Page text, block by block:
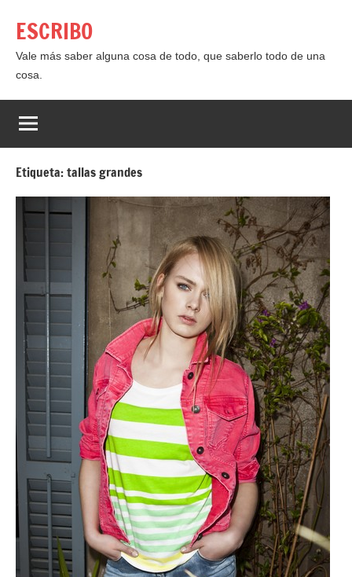
contenido
ESCRIBO
Vale más saber alguna cosa de todo, que saberlo todo de una
cosa.
Etiqueta:tallas grandes